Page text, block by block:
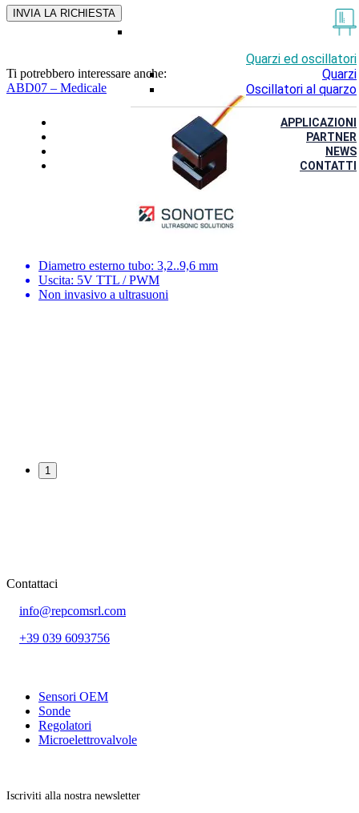
Quarzi ed oscillatori
Quarzi
Oscillatori al quarzo
APPLICAZIONI
PARTNER
NEWS
CONTATTI
Ti potrebbero interessare anche:
ABD07 – Medicale
Diametro esterno tubo: 3,2..9,6 mm
Uscita: 5V TTL / PWM
Non invasivo a ultrasuoni
1
Contattaci
info@repcomsrl.com
+39 039 6093756
Sensori OEM
Sonde
Regolatori
Microelettrovalvole
Iscriviti alla nostra newsletter